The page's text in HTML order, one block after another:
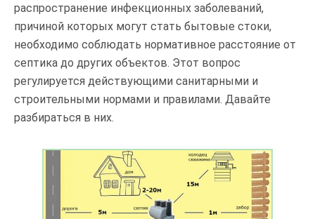
распространение инфекционных заболеваний,
причиной которых могут стать бытовые стоки,
необходимо соблюдать нормативное расстояние от
септика до других объектов. Этот вопрос
регулируется действующими санитарными и
строительными нормами и правилами. Давайте
разбираться в них.